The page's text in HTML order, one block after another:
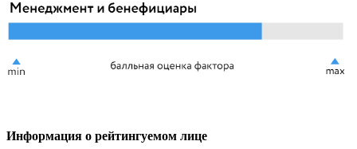
Информация о рейтингуемом лице